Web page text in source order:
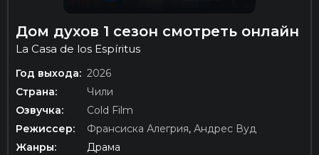
Дом духов 1 сезон смотреть онлайн
La Casa de los Espíritus
Год выхода: 2026
Страна:
Чили
Озвучка:
Cold Film
Режиссер:
Франсиска Алегрия, Андрес Вуд
Жанры:
Драма